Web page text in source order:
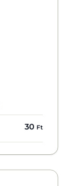
30 Ft